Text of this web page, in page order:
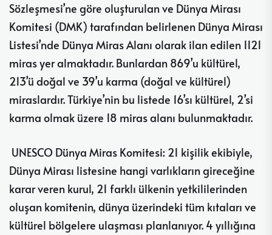
Sözleşmesi’ne göre oluşturulan ve Dünya Mirası
Komitesi (DMK) tarafından belirlenen Dünya Mirası
Listesi’nde Dünya Miras Alanı olarak ilan edilen 1121
miras yer almaktadır. Bunlardan 869’u kültürel,
213’ü doğal ve 39’u karma (doğal ve kültürel)
miraslardır. Türkiye’nin bu listede 16’sı kültürel, 2’si
karma olmak üzere 18 miras alanı bulunmaktadır.
UNESCO Dünya Miras Komitesi: 21 kişilik ekibiyle,
Dünya Mirası listesine hangi varlıkların gireceğine
karar veren kurul, 21 farklı ülkenin yetkililerinden
oluşan komitenin, dünya üzerindeki tüm kıtaları ve
kültürel bölgelere ulaşması planlanıyor. 4 yıllığına